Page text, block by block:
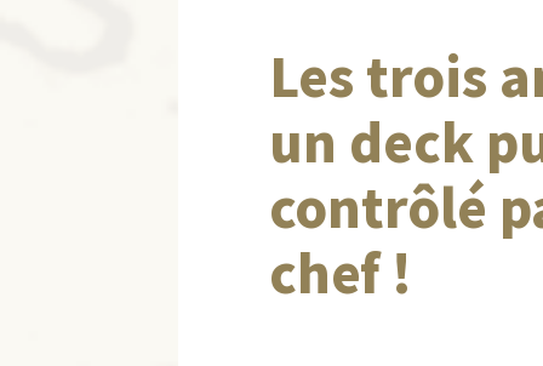
Les trois
un deck
contrôlé
chef !